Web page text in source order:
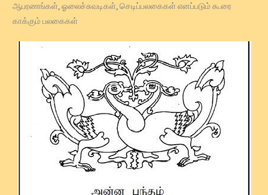
ஆபரணங்கள், ஓலைச்சுவடிகள், செடிப்பலகைகள் எனப்படும் கூரை
காக்கும் பலகைகள்